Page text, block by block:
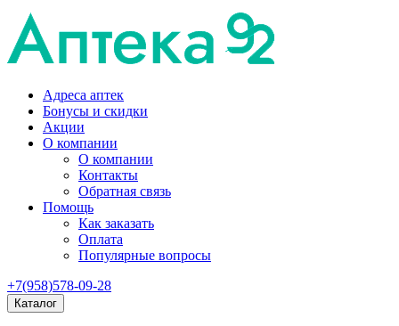
Адреса аптек
Бонусы и скидки
Акции
О компании
О компании
Контакты
Обратная связь
Помощь
Как заказать
Оплата
Популярные вопросы
+7(958)578-09-28
Каталог